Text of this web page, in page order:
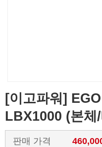
[이고파워]
LBX1000 (본체
판매 가격